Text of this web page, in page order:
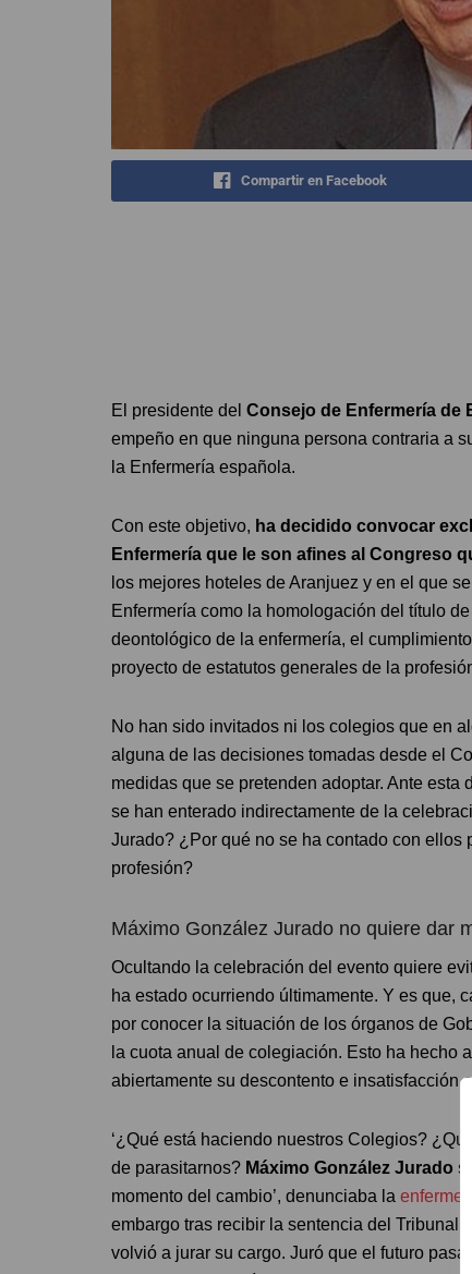
Compartir en Facebook
El presidente del Consejo de Enfermería de
empeño en que ninguna persona contraria a
la Enfermería española.
Con este objetivo, ha decidido convocar
Enfermería que le son afines al Congreso
los mejores hoteles de Aranjuez y en el que
Enfermería como la homologación del título
deontológico de la enfermería, el
proyecto de estatutos generales de la
No han sido invitados ni los colegios que en
alguna de las decisiones tomadas desde el
medidas que se pretenden adoptar. Ante
se han enterado indirectamente de la
Jurado? ¿Por qué no se ha contado con ellos
profesión?
Máximo González Jurado no quiere dar
Ocultando la celebración del evento quiere
ha estado ocurriendo últimamente. Y es que,
por conocer la situación de los órganos de
la cuota anual de colegiación. Esto ha hecho
abiertamente su descontento e insatisfacción
‘¿Qué está haciendo nuestros Colegios?
de parasitarnos? Máximo González Jurado
momento del cambio’, denunciaba la
embargo tras recibir la sentencia del Tribunal
volvió a jurar su cargo. Juró que el futuro